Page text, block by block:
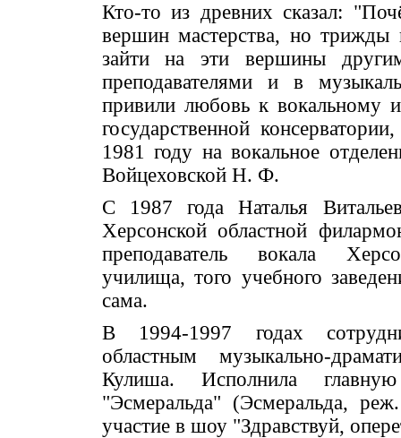
Кто-то из древних сказал:
вершин мастерства, но трижды
зайти на эти вершины
преподавателями и в
привили любовь к вокальному
государственной
1981 году на вокальное
Войцеховской Н. Ф.
С 1987 года Наталья
Херсонской областной
преподаватель вокала
училища, того учебного
сама.
В 1994-1997 годах
областным музыкально-
Кулиша. Исполнила
"Эсмеральда" (Эсмеральда,
участие в шоу "Здравствуй,